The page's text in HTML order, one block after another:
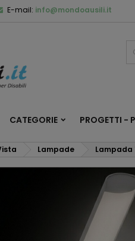
E-mail: info@mondoausili.it
CATEGORIE PROGETTI -
Lampade Lampada